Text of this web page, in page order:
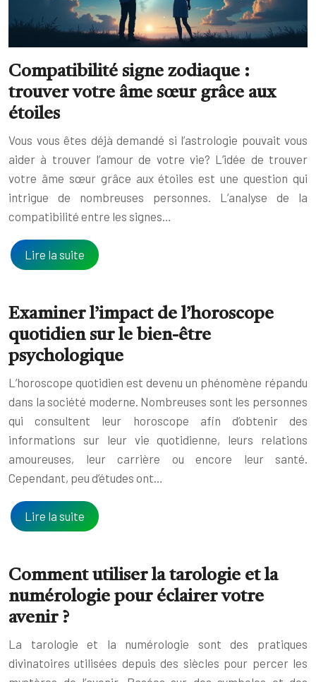
Compatibilité signe zodiaque :
trouver votre âme sœur grâce aux
étoiles
Vous vous êtes déjà demandé si l’astrologie pouvait vous
aider à trouver l’amour de votre vie? L’idée de trouver
votre âme sœur grâce aux étoiles est une question qui
intrigue de nombreuses personnes. L’analyse de la
compatibilité entre les signes…
Lire la suite
Examiner l’impact de l’horoscope
quotidien sur le bien-être
psychologique
L’horoscope quotidien est devenu un phénomène répandu
dans la société moderne. Nombreuses sont les personnes
qui consultent leur horoscope afin d’obtenir des
informations sur leur vie quotidienne, leurs relations
amoureuses, leur carrière ou encore leur santé.
Cependant, peu d’études ont…
Lire la suite
Comment utiliser la tarologie et la
numérologie pour éclairer votre
avenir ?
La tarologie et la numérologie sont des pratiques
divinatoires utilisées depuis des siècles pour percer les